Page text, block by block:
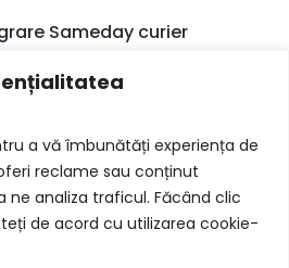
a vă îmbunătăți experiența de
reclame sau conținut
ne analiza traficul. Făcând clic
de acord cu utilizarea cookie-
Sameday curier